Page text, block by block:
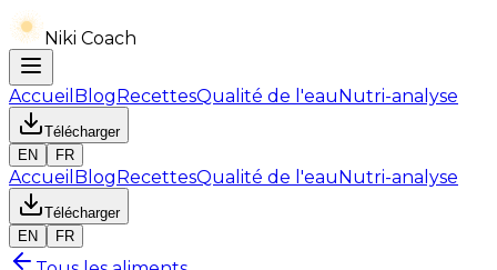
Niki Coach
Accueil BlogRecettesQualité de l'eauNutri-analyse
Télécharger
EN
FR
Accueil BlogRecettesQualité de l'eauNutri-analyse
Télécharger
EN
FR